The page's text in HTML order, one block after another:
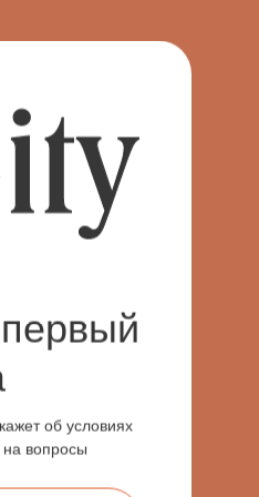
кожи
об условиях
на вопросы